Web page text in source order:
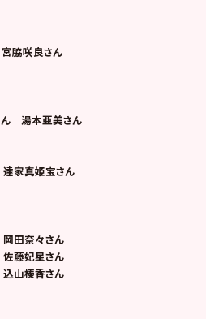
脇咲良さん
湯本亜美さん
家真姫宝さん
田奈々さん
藤妃星さん
山榛香さん